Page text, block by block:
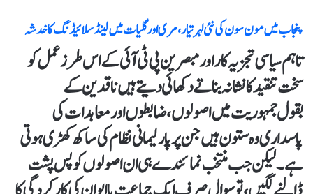
پنجاب میں مون سون کی نئی لہر تیار، مری اور گلیات میں لینڈ سلائیڈنگ کا خدشہ
تاہم سیاسی تجزیہ کار اور مبصرین پی ٹی آئی کے اس طرز عمل کو
سخت تنقید کا نشانہ بناتے دکھائی دیتے ہیں ناقدین کے
بقول جمہوریت میں اصولوں، ضابطوں اور معاہدات کی
پاسداری وہ ستون ہیں جن پر پارلیمانی نظام کی ساکھ کھڑی ہوتی
ہے۔ لیکن جب منتخب نمائندے ہی ان اصولوں کو پس پشت